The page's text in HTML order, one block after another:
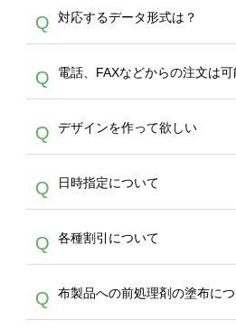
A
生産にて承っておりま
デザインの作成から決
30枚以上やシルク印刷
は、サポートが担当す
やタンブラーコンシェ
作する数量が多ければ
サービスよりも低価格
す。
Q 対応するデータ形式は？
A
ドできるデータ形式は
PDF 形式になります
写真などもアップロー
い画像はエラーにな
らの直接入稿には対応
し、デザインツールか
い）
Q 電話、FAXなどからの注文は可
A
文のみ受け付けており
作をお考えの方は、サ
スをご利用頂ければ、
でご注文が可能です。
Q デザインを作って欲しい
A
を作って欲しい。など
30個以上であれば、
バッグコンシェル
ビスをご利用くださ
は、デザインツールを
Q 日時指定について
A
ん。発送後18時以降
メールでお知らせいた
者にご連絡いただき調
Q 各種割引について
A
カート内で自動的に割
ます。 【付与ポイン
Q 布製品への前処理剤の塗布に